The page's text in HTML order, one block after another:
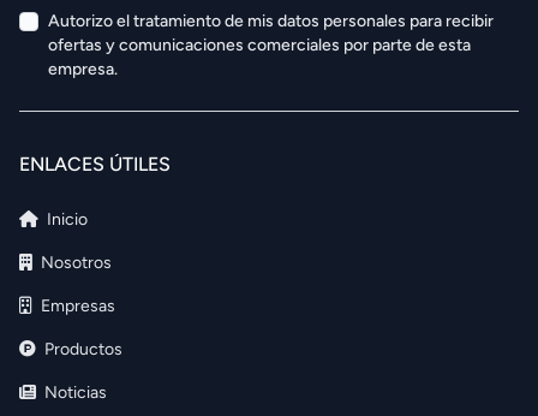
Autorizo el tratamiento de mis datos personales para recibir
ofertas y comunicaciones comerciales por parte de esta
empresa.
ENLACES ÚTILES
Inicio
Nosotros
Empresas
Productos
Noticias